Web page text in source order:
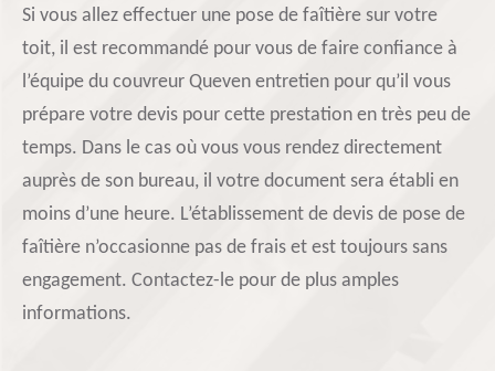
Si vous allez effectuer une pose de faîtière sur votre
toit, il est recommandé pour vous de faire confiance à
l’équipe du couvreur Queven entretien pour qu’il vous
prépare votre devis pour cette prestation en très peu de
temps. Dans le cas où vous vous rendez directement
auprès de son bureau, il votre document sera établi en
moins d’une heure. L’établissement de devis de pose de
faîtière n’occasionne pas de frais et est toujours sans
engagement. Contactez-le pour de plus amples
informations.